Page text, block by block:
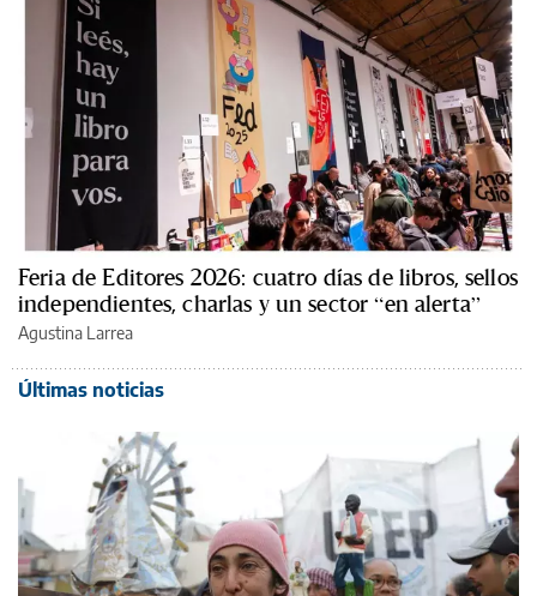
Feria de Editores 2026: cuatro días de libros, sellos
independientes, charlas y un sector “en alerta”
Agustina Larrea
Últimas noticias